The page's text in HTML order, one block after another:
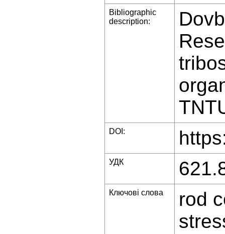
Bibliographic
description:
DOI:
УДК
Ключові слова
rod